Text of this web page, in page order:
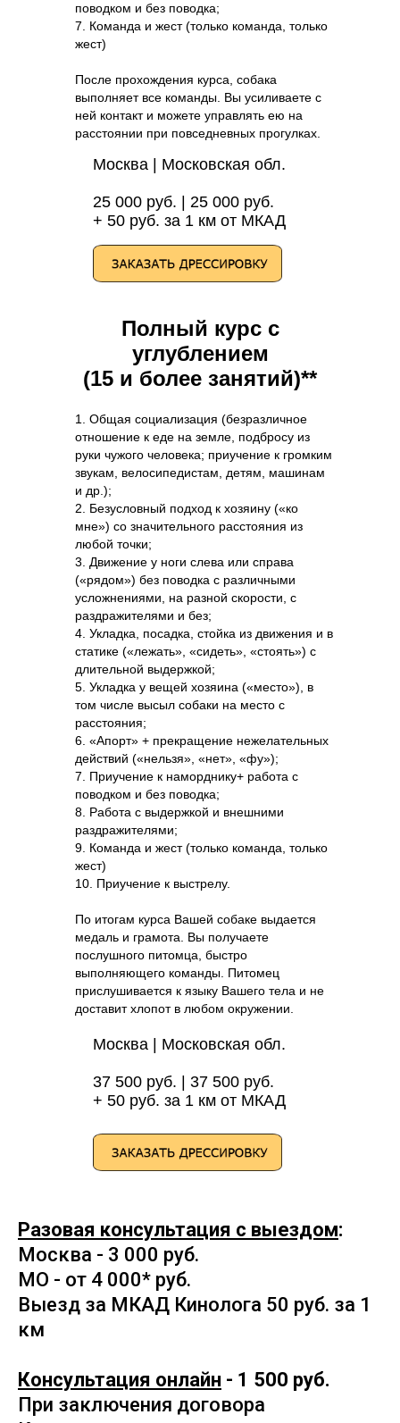
поводком и без поводка;
7. Команда и жест (только команда, только
жест)
После прохождения курса, собака
выполняет все команды. Вы усиливаете с
ней контакт и можете управлять ею на
расстоянии при повседневных прогулках.
Москва | Московская обл.
25 000 руб. | 25 000 руб.
+ 50 руб. за 1 км от МКАД
Полный курс с
углублением
(15 и более занятий)**
1. Общая социализация (безразличное
отношение к еде на земле, подбросу из
руки чужого человека; приучение к громким
звукам, велосипедистам, детям, машинам
и др.);
2. Безусловный подход к хозяину («ко
мне») со значительного расстояния из
любой точки;
3. Движение у ноги слева или справа
(«рядом») без поводка с различными
усложнениями, на разной скорости, с
раздражителями и без;
4. Укладка, посадка, стойка из движения и в
статике («лежать», «сидеть», «стоять») с
длительной выдержкой;
5. Укладка у вещей хозяина («место»), в
том числе высыл собаки на место с
расстояния;
6. «Апорт» + прекращение нежелательных
действий («нельзя», «нет», «фу»);
7. Приучение к наморднику+ работа с
поводком и без поводка;
8. Работа с выдержкой и внешними
раздражителями;
9. Команда и жест (только команда, только
жест)
10. Приучение к выстрелу.
По итогам курса Вашей собаке выдается
медаль и грамота. Вы получаете
послушного питомца, быстро
выполняющего команды. Питомец
прислушивается к языку Вашего тела и не
доставит хлопот в любом окружении.
Москва | Московская обл.
37 500 руб. | 37 500 руб.
+ 50 руб. за 1 км от МКАД
Разовая консультация с выездом:
Москва - 3 000 руб.
МО - от 4 000* руб.
Выезд за МКАД Кинолога 50 руб. за 1
км
Консультация онлайн - 1 500 руб.
При заключения договора